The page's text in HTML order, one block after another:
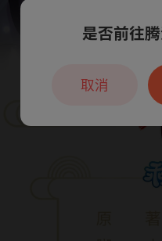
本章节仅支持
户
是否前往
取消